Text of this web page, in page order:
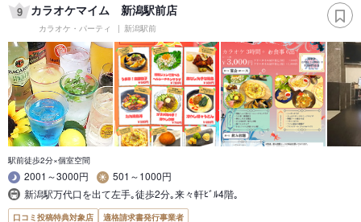
9 カラオケマイム 新潟駅前店
カラオケ・パーティ 新潟駅前
駅前徒歩2分×個室空間
2001～3000円
501～1000円
新潟駅万代口を出て左手｡徒歩2分｡来々軒ﾋﾞﾙ4階｡
口コミ投稿特典対象店 適格請求書発行事業者